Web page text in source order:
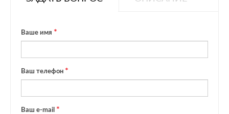
Ваше имя
Ваш телефон
Ваш e-mail